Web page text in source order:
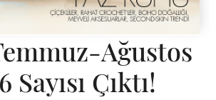
Ağustos
Sayısı Çıktı!